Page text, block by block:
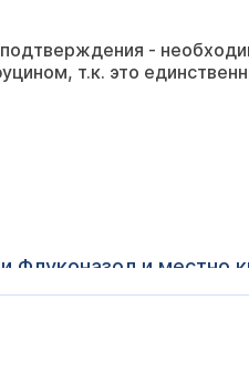
вылечить.
-
т.к. это
Флуконазол и местно
механизма развития
на консультацию к